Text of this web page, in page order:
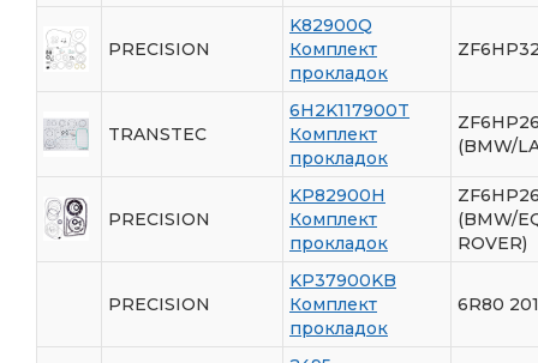
PRECISION
K82900Q
Комплект
прокладок
TRANSTEC
6H2K117900T
Комплект
прокладок
(BMW/
PRECISION
KP82900H
Комплект
прокладок
(BMW/
ROVER)
PRECISION
KP37900KB
Комплект
прокладок
6R80